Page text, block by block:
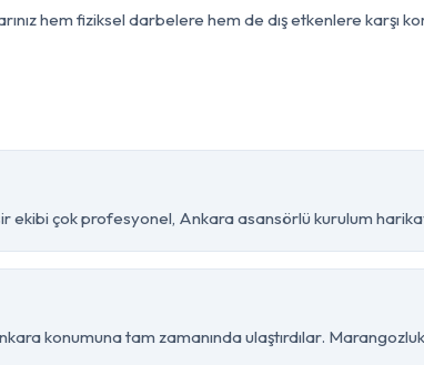
hem fiziksel darbelere hem de dış etkenlere karşı
ekibi çok profesyonel, Ankara asansörlü kurulum
konumuna tam zamanında ulaştırdılar. Marangozluk